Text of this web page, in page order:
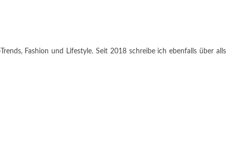
Fashion und Lifestyle. Seit 2018 schreibe ich ebenfalls über alls